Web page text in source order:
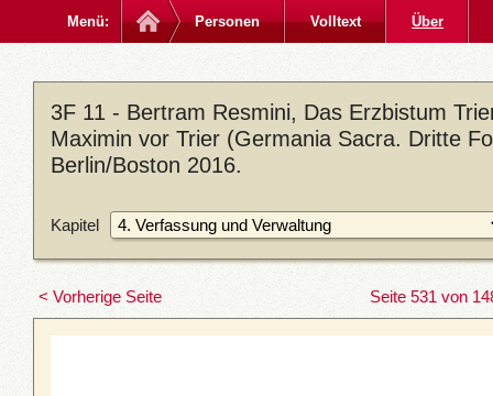
Menü: Personen Volltext Über
3F 11 - Bertram Resmini, Das Erzbistum
Maximin vor Trier (Germania Sacra. Dritte
Berlin/Boston 2016.
Kapitel
< Vorherige Seite Seite 531 von